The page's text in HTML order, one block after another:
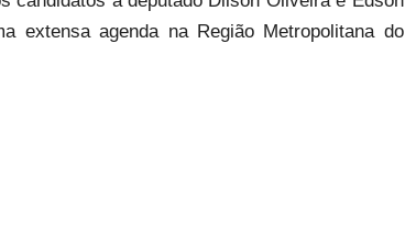
extensa agenda na Região Metropolitana do